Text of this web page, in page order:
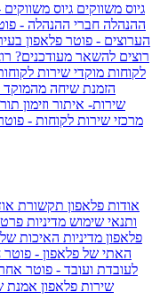
גיוס משווקים גיוס
ההנהלה חברי ההנהלה -
הערוצים - פוטר פלאפון
רוצים להשאר מעודכנים?
לקוחות מוקדי שירות
הזמנת שיחה מהמוקד
שירות- איתור וזימון
מרכזי שירות לקוחות -
אודות פלאפון תקשורת
ותנאי שימוש מדיניות
פלאפון מדיניות האיכות
האתי של פלאפון - פוטר
לעובדת ועובד - פוטר
שירות פלאפון אמנת